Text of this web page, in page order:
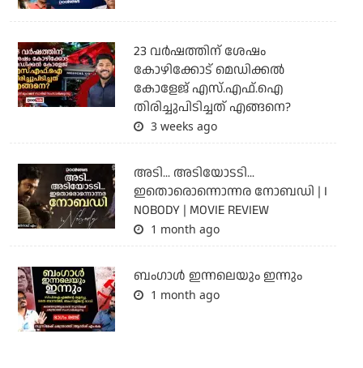
23 വർഷത്തിന് ശേഷം
കോഴിക്കോട് മെഡിക്കൽ
കോളേജ് എസ്.എഫ്.ഐ
തിരിച്ചുപിടിച്ചത് എങ്ങനെ?
3 weeks ago
അടി... അടിയോടടി...
ഇതൊരൊന്നൊന്നര നോബഡി | I
NOBODY | MOVIE REVIEW
1 month ago
ബംഗാള്‍ ഇന്നലെയും ഇന്നും
1 month ago